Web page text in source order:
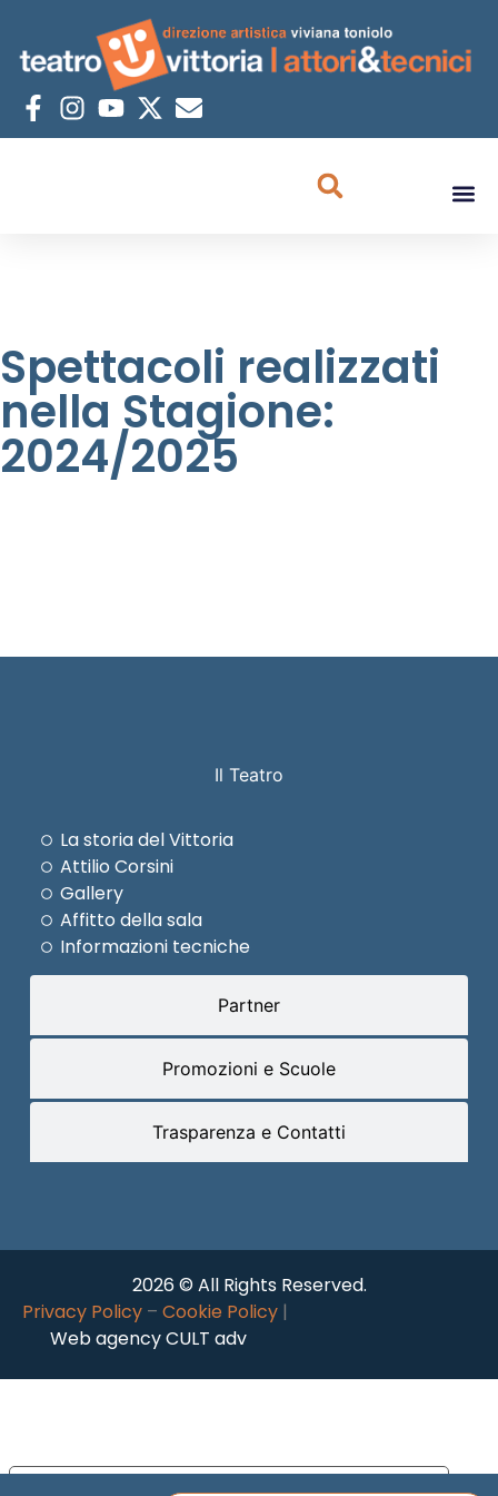
Spettacoli realizzati
nella Stagione:
2024/2025
Il Teatro
Partner
Promozioni e Scuole
Trasparenza e Contatti
La storia del Vittoria
Attilio Corsini
Gallery
Affitto della sala
Informazioni tecniche
2026 © All Rights Reserved.
Privacy Policy – Cookie Policy |
Web agency CULT adv